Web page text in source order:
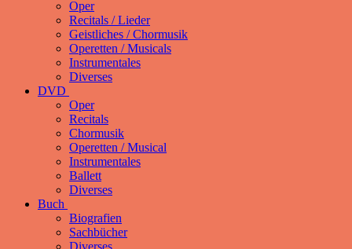
Oper
Recitals / Lieder
Geistliches / Chormusik
Operetten / Musicals
Instrumentales
Diverses
DVD
Oper
Recitals
Chormusik
Operetten / Musical
Instrumentales
Ballett
Diverses
Buch
Biografien
Sachbücher
Diverses